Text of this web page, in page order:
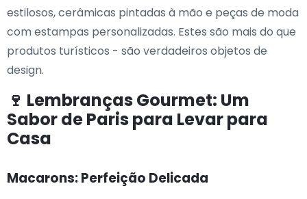
estilosos, cerâmicas pintadas à mão e peças de moda
com estampas personalizadas. Estes são mais do que
produtos turísticos - são verdadeiros objetos de
design.
🍷 Lembranças Gourmet: Um
Sabor de Paris para Levar para
Casa
Macarons: Perfeição Delicada